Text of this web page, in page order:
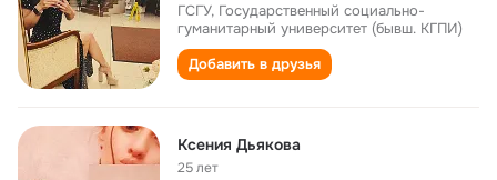
ГСГУ, Государственный социально-
гуманитарный университет (бывш. КГПИ)
Добавить в друзья
Ксения Дьякова
25 лет